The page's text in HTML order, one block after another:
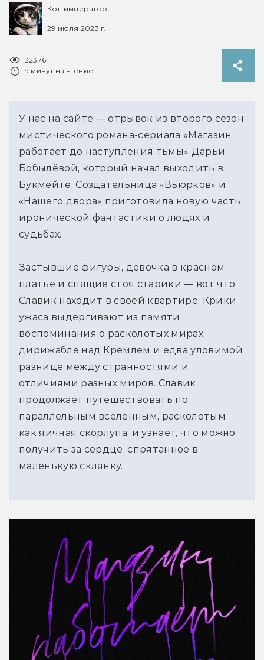
Кот-император
29 июля 2023 г.
32376
9 минут на чтение
У нас на сайте — отрывок из второго сезон
мистического романа-сериала «Магазин
работает до наступления тьмы» Дарьи
Бобылёвой, который начал выходить в
Букмейте. Создательница «Вьюрков» и
«Нашего двора» приготовила новую часть
иронической фантастики о людях и
судьбах.
Застывшие фигуры, девочка в красном
платье и спящие стоя старики — вот что
Славик находит в своей квартире. Крики
ужаса выдергивают из памяти
воспоминания о расколотых мирах,
дирижабле над Кремлем и едва уловимой
разнице между странностями и
отличиями разных миров. Славик
продолжает путешествовать по
параллельным вселенным, расколотым
как яичная скорлупа, и узнает, что можно
получить за сердце, спрятанное в
маленькую склянку.